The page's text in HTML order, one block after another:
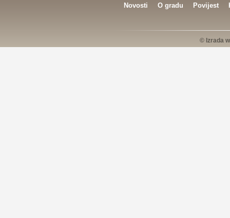
Novosti O gradu Povijest
© Izrada